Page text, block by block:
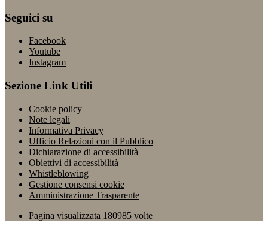
Seguici su
Facebook
Youtube
Instagram
Sezione Link Utili
Cookie policy
Note legali
Informativa Privacy
Ufficio Relazioni con il Pubblico
Dichiarazione di accessibilità
Obiettivi di accessibilità
Whistleblowing
Gestione consensi cookie
Amministrazione Trasparente
Pagina visualizzata 180985 volte